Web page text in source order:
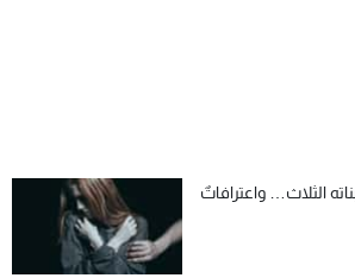
الثلاث… واعترافاتٌ